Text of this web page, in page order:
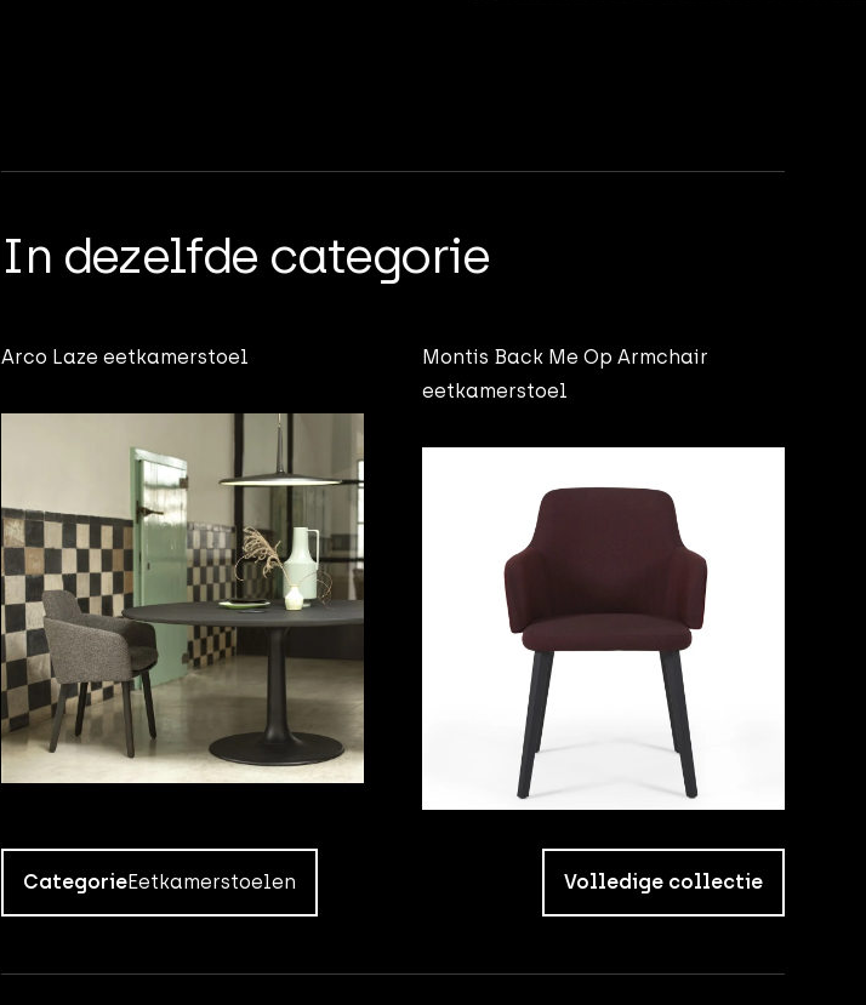
In dezelfde categorie
Arco Laze eetkamerstoel
Montis Back Me Op Armchair
eetkamerstoel
CategorieEetkamerstoelen Volledige collectie